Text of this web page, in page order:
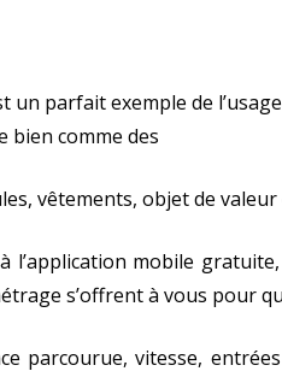
un parfait exemple de
bien comme des
vêtements, objet de
l’application mobile
s’offrent à vous pour
parcourue, vitesse,